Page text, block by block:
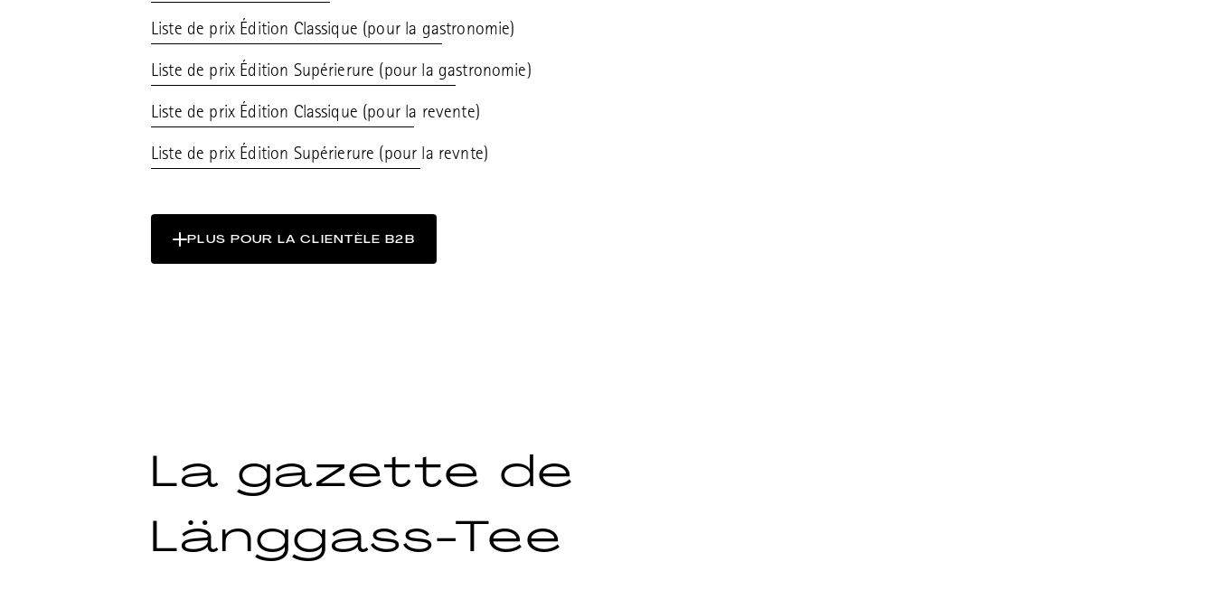
Liste de prix Édition Classique (pour la gastronomie)
Liste de prix Édition Supérierure (pour la gastronomie)
Liste de prix Édition Classique (pour la revente)
Liste de prix Édition Supérierure (pour la revnte)
PLUS POUR LA CLIENTÈLE B2B
La gazette de
Länggass-Tee